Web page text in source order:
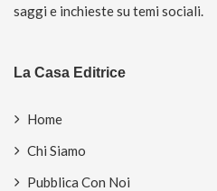
saggi e inchieste su temi sociali.
La Casa Editrice
Home
Chi Siamo
Pubblica Con Noi